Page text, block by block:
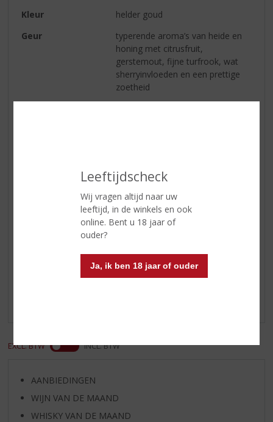
Leeftijdscheck
Wij vragen altijd naar uw
leeftijd, in de winkels en ook
online. Bent u 18 jaar of
ouder?
Ja, ik ben 18 jaar of ouder
Kleur
helder goud
Geur
typerende aroma’s van heide en
honing met citrusfruit,
gerstemout, fijne turfrook, wat
sherryinvloeden en een prettige
zoetheid
lang met tonen van honing en
peper, met accenten van
eikenhout
Reviews
Schrijf een review
EXCL. BTW INCL. BTW
AANBIEDINGEN
WIJN VAN DE MAAND
WHISKY VAN DE MAAND